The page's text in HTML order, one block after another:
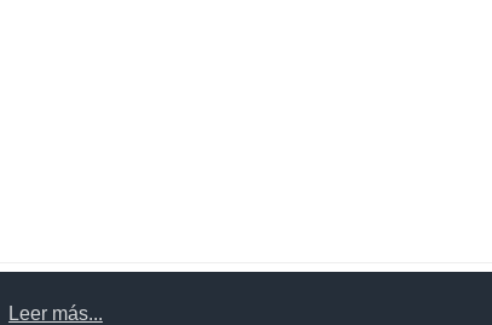
Leer más...
Aviso legal